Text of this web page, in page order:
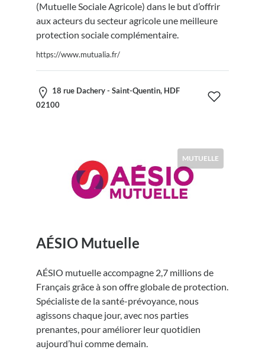
(Mutuelle Sociale Agricole) dans le but d’offrir
aux acteurs du secteur agricole une meilleure
protection sociale complémentaire.
https://www.mutualia.fr/
18 rue Dachery - Saint-Quentin, HDF
02100
MUTUELLE
AÉSIO Mutuelle
AÉSIO mutuelle accompagne 2,7 millions de
Français grâce à son offre globale de protection.
Spécialiste de la santé-prévoyance, nous
agissons chaque jour, avec nos parties
prenantes, pour améliorer leur quotidien
aujourd’hui comme demain.